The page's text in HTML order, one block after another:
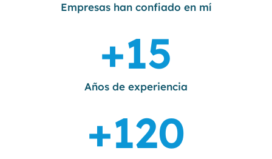
Empresas han confiado en mí
Años de experiencia
+15
+120